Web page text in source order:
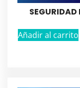
Añadir al carrito